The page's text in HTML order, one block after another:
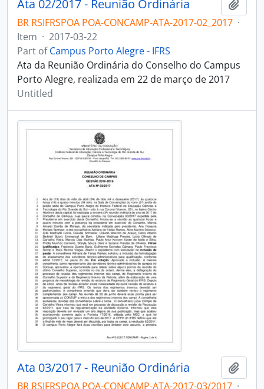
Ata 02/2017 - Reunião Ordinária
BR RSIFRSPOA POA-CONCAMP-ATA-2017-02_2017 ·
Item · 2017-03-22
Part ofCampus Porto Alegre - IFRS
Ata da Reunião Ordinária do Conselho do Campus
Porto Alegre, realizada em 22 de março de 2017
Untitled
Ata 03/2017 - Reunião Ordinária
BR RSIFRSPOA POA-CONCAMP-ATA-2017-03/2017 ·